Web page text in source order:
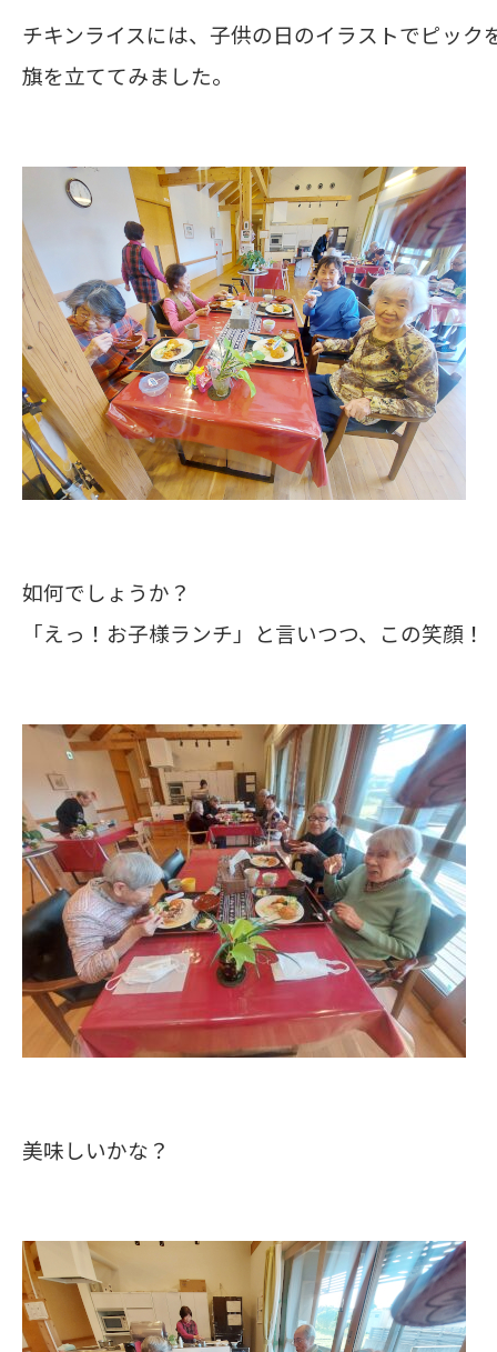
チキンライスには、子供の日のイラストでピック
旗を立ててみました。
如何でしょうか？
「えっ！お子様ランチ」と言いつつ、この笑顔！
美味しいかな？